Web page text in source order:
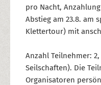
pro Nacht,
Abstieg am 23.8. am
Klettertour) mit
Anzahl Teilnehmer:
Seilschaften). Die
Organisatoren